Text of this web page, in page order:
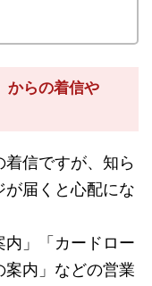
らの着信や
信ですが、知ら
届くと心配にな
」「カードロー
案内」などの営業